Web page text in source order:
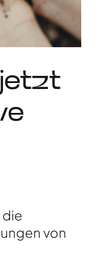
die
von